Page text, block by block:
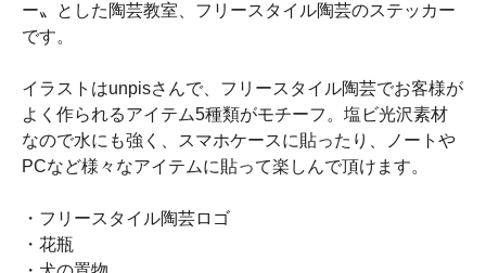
ー〟とした陶芸教室、フリースタイル陶芸のステッカー
です。
イラストはunpisさんで、フリースタイル陶芸でお客様が
よく作られるアイテム5種類がモチーフ。塩ビ光沢素材
なので水にも強く、スマホケースに貼ったり、ノートや
PCなど様々なアイテムに貼って楽しんで頂けます。
・フリースタイル陶芸ロゴ
・花瓶